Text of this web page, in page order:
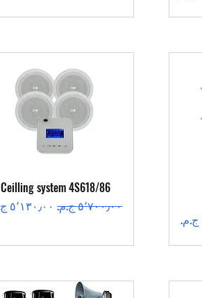
العرض السريع
Ceilling system 4S618/86
سعر عادي‏٥٬٧٠٠٫٠٠ ج.م.‏ سعر البيع